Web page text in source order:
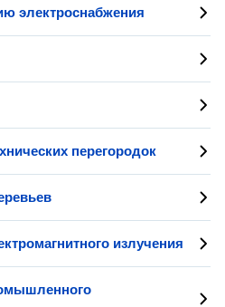
электроснабжения
перегородок
излучения